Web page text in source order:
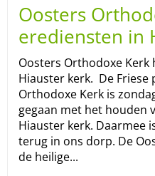
Oosters
erediensten in
Oosters Orthodoxe
Hiauster kerk. De Friese
Orthodoxe Kerk is
gegaan met het houden
Hiauster kerk. Daarmee
terug in ons dorp. De
de heilige...